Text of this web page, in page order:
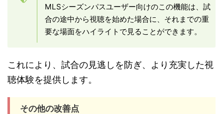
MLSシーズンパスユーザー向けのこの機能は、試
合の途中から視聴を始めた場合に、それまでの重
要な場面をハイライトで見ることができます。
これにより、試合の見逃しを防ぎ、より充実した視
聴体験を提供します。
その他の改善点